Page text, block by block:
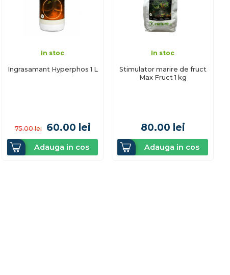
In stoc
Ingrasamant Hyperphos 1 L
75.00 lei 60.00 lei
Adauga in cos
In stoc
Stimulator marire de fruct
Max Fruct 1 kg
80.00 lei
Adauga in cos